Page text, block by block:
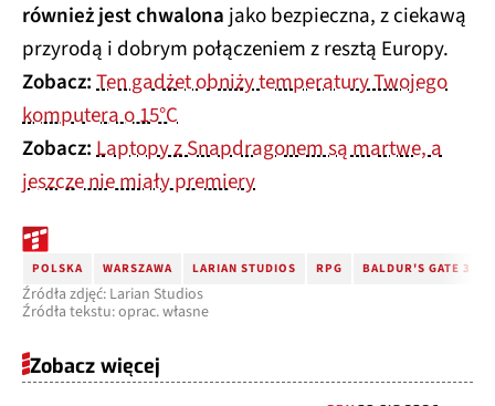
również jest chwalona jako bezpieczna, z ciekawą
przyrodą i dobrym połączeniem z resztą Europy.
Zobacz:Ten gadżet obniży temperatury Twojego
komputera o 15°C
Zobacz:Laptopy z Snapdragonem są martwe, a
jeszcze nie miały premiery
POLSKA WARSZAWA LARIAN STUDIOS RPG BALDUR'S GATE 3
Źródła zdjęć: Larian Studios
Źródła tekstu: oprac. własne
Zobacz więcej